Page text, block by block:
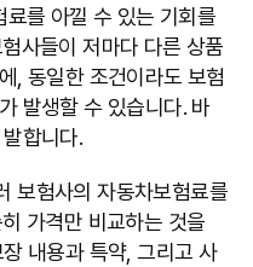
를 아낄 수 있는 기회를
사들이 저마다 다른 상품
, 동일한 조건이라도 보험
발생할 수 있습니다. 바
합니다.
보험사의 자동차보험료를
가격만 비교하는 것을
내용과 특약, 그리고 사